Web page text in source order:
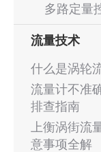
多路定量
流量技术
什么是涡轮
流量计不准
排查指南
上衡涡街流
意事项全解